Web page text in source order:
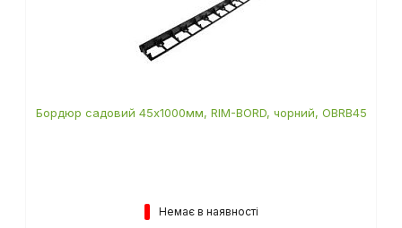
Бордюр садовий 45х1000мм, RIM-BORD, чорний, OBRB45
Немає в наявності